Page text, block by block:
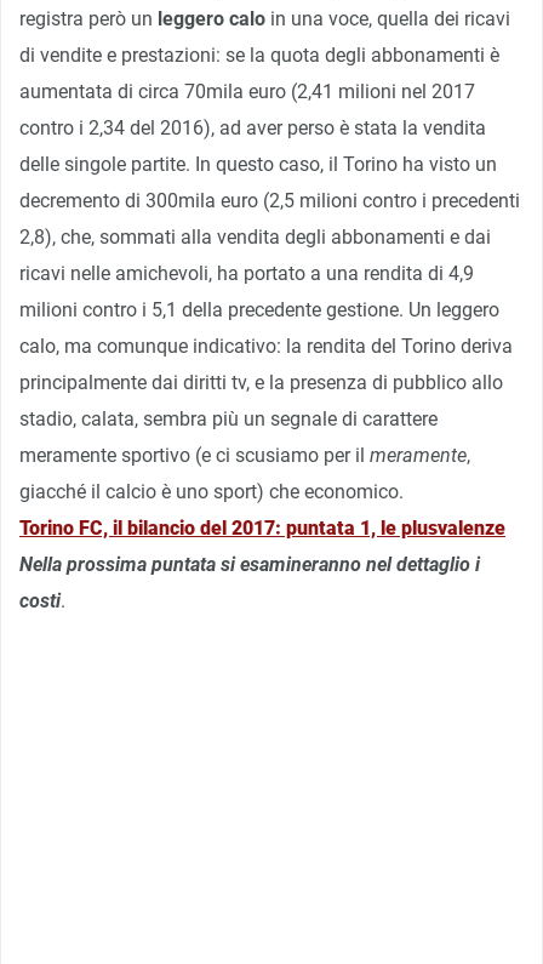
registra però un leggero calo in una voce, quella dei ricavi
di vendite e prestazioni: se la quota degli abbonamenti è
aumentata di circa 70mila euro (2,41 milioni nel 2017
contro i 2,34 del 2016), ad aver perso è stata la vendita
delle singole partite. In questo caso, il Torino ha visto un
decremento di 300mila euro (2,5 milioni contro i precedenti
2,8), che, sommati alla vendita degli abbonamenti e dai
ricavi nelle amichevoli, ha portato a una rendita di 4,9
milioni contro i 5,1 della precedente gestione. Un leggero
calo, ma comunque indicativo: la rendita del Torino deriva
principalmente dai diritti tv, e la presenza di pubblico allo
stadio, calata, sembra più un segnale di carattere
meramente sportivo (e ci scusiamo per il meramente,
giacché il calcio è uno sport) che economico.
Torino FC, il bilancio del 2017: puntata 1, le plusvalenze
Nella prossima puntata si esamineranno nel dettaglio i
costi.